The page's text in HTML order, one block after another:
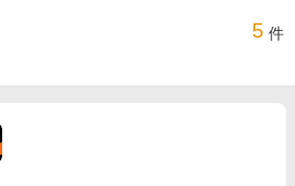
5 件